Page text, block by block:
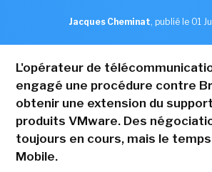
Jacques Cheminat, publié le 01
L'opérateur de
engagé une procédure contre
obtenir une extension du
produits VMware. Des
toujours en cours, mais le
Mobile.